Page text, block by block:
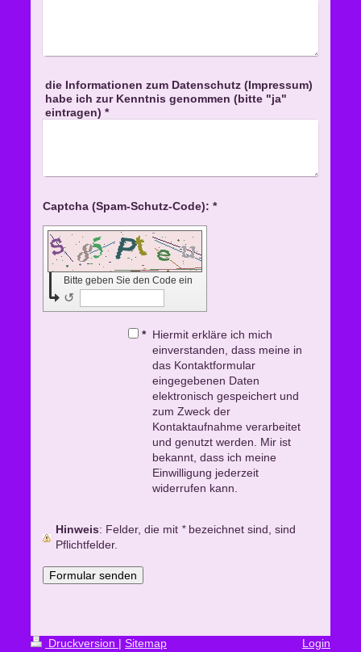
die Informationen zum Datenschutz (Impressum)
habe ich zur Kenntnis genommen (bitte "ja"
eintragen) *
Captcha (Spam-Schutz-Code): *
Bitte geben Sie den Code ein
↺
* Hiermit erkläre ich mich
einverstanden, dass meine in
das Kontaktformular
eingegebenen Daten
elektronisch gespeichert und
zum Zweck der
Kontaktaufnahme verarbeitet
und genutzt werden. Mir ist
bekannt, dass ich meine
Einwilligung jederzeit
widerrufen kann.
Hinweis : Felder, die mit *bezeichnet sind, sind
Pflichtfelder.
Druckversion | Sitemap Login